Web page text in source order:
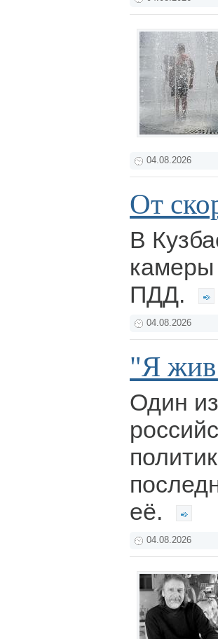
04.08.2026
От
В
ПДД.
04.08.2026
"Я жив
Один
её.
04.08.2026